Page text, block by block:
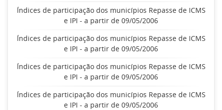
Índices de participação dos municípios Repasse de ICMS
e IPI - a partir de 09/05/2006
Índices de participação dos municípios Repasse de ICMS
e IPI - a partir de 09/05/2006
Índices de participação dos municípios Repasse de ICMS
e IPI - a partir de 09/05/2006
Índices de participação dos municípios Repasse de ICMS
e IPI - a partir de 09/05/2006